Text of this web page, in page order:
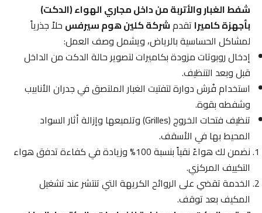
شفط الغبار والأتربة من داخل مجاري الهواء (الدكت)
بأجهزة كاميراتقدمشركة كلين هوم سيرفسحلاً جذرياً
لمشاكل الحساسية بالرياض، ويشمل وصف العمل:
إدخال روبوتات مزودة بكاميرات لتصوير حالة الدكت من الداخل
قبل وبعد التنظيف.
استخدام فُرش دوارة لتفتيت الغبار الملتصق في جدران الأنابيب
وشفطه بقوة.
تنظيف فتحات الخروج (Grilles) وتلميعها وإزالة أثار السواد
المحيط بها في الأسقف.
نضمن لك هواءً نقياً بنسبة 100% وزيادة في كفاءة تدفق هواء
التكييف المركزي.
الخدمة تقضي على الروائح الكريهة التي تنتشر عند تشغيل
المكيف بعد توقف.